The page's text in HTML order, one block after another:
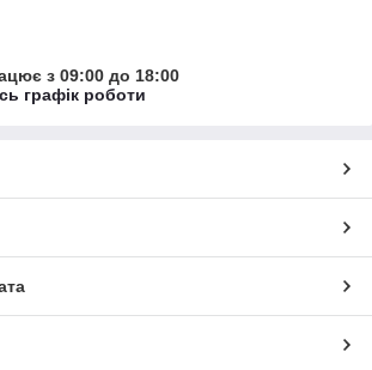
з 09:00 до 18:00
графік роботи